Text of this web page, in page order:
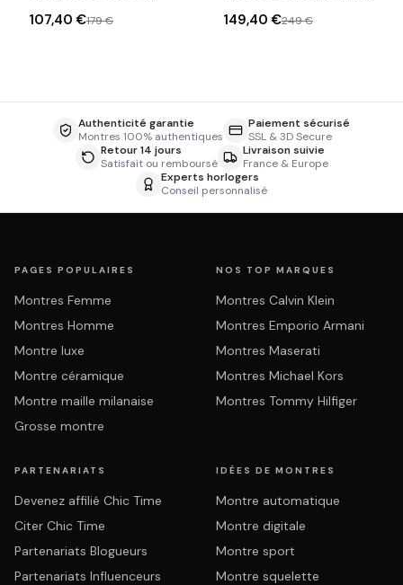
107,40 €179 € 149,40 €249 €
Authenticité garantie
Montres 100% authentiques
Paiement sécurisé
SSL & 3D Secure
Retour 14 jours
Satisfait ou remboursé
Livraison suivie
France & Europe
Experts horlogers
Conseil personnalisé
PAGES POPULAIRES
Montres Femme
Montres Homme
Montre luxe
Montre céramique
Montre maille milanaise
Grosse montre
NOS TOP MARQUES
Montres Calvin Klein
Montres Emporio Armani
Montres Maserati
Montres Michael Kors
Montres Tommy Hilfiger
PARTENARIATS
Devenez affilié Chic Time
Citer Chic Time
Partenariats Blogueurs
Partenariats Influenceurs
IDÉES DE MONTRES
Montre automatique
Montre digitale
Montre sport
Montre squelette